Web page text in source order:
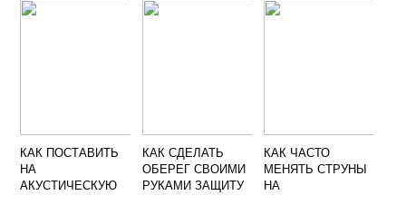
КАК ПОСТАВИТЬ
НА
АКУСТИЧЕСКУЮ
КАК СДЕЛАТЬ
ОБЕРЕГ СВОИМИ
РУКАМИ ЗАЩИТУ
КАК ЧАСТО
МЕНЯТЬ СТРУНЫ
НА